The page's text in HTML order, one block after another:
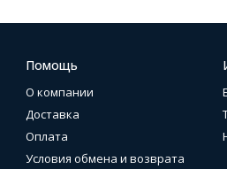
Помощь
О компании
Доставка
Оплата
Условия обмена и возврата